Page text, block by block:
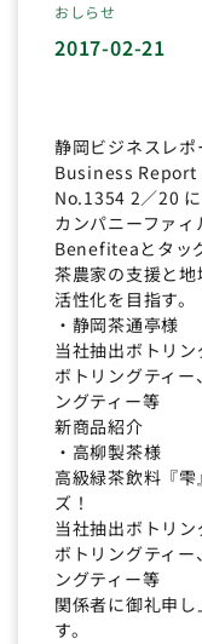
おしらせ
2017-02-21
静岡ビジネスレポ
Business Report
No.1354 2／20
カンパニーファィ
Benefiteaとタッ
茶農家の支援と地
活性化を目指す。
・静岡茶通亭様
当社抽出ボトリン
ボトリングティー
ングティー等
新商品紹介
・高柳製茶様
高級緑茶飲料『雫
ズ！
当社抽出ボトリン
ボトリングティー
ングティー等
関係者に御礼申し
す。